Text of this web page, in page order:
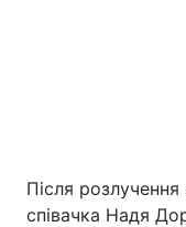
Після
співачка Надя